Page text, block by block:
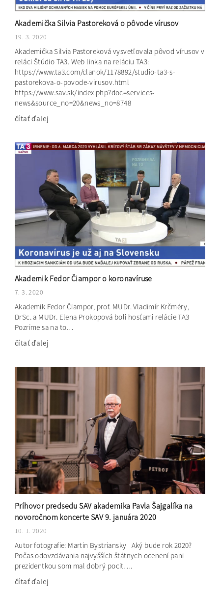
Akademička Silvia Pastoreková o pôvode vírusov
19. 3. 2020
Akademička Silvia Pastoreková vysvetľovala pôvod vírusov v
reláci Štúdio TA3. Web linka na reláciu TA3:
https://www.ta3.com/clanok/1178892/studio-ta3-s-
pastorekova-o-povode-virusov.html
https://www.sav.sk/index.php?doc=services-
news&source_no=20&news_no=8748
čítať ďalej
Akademik Fedor Čiampor o koronavíruse
7. 3. 2020
Akademik Fedor Čiampor, prof. MUDr. Vladimír Krčméry,
DrSc. a MUDr. Elena Prokopová boli hosťami relácie TA3
Pozrime sa na to…
čítať ďalej
Príhovor predsedu SAV akademika Pavla Šajgalíka na
novoročnom koncerte SAV 9. januára 2020
10. 1. 2020
Autor fotografie: Martin Bystriansky Aký bude rok 2020?
Počas odovzdávania najvyšších štátnych ocenení pani
prezidentkou som mal dobrý pocit….
čítať ďalej